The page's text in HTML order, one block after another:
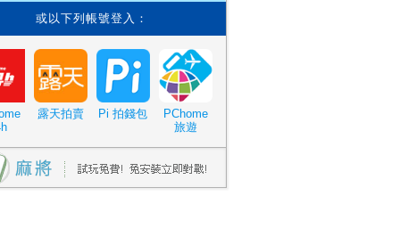
或以下列帳號登入：
露天拍賣 Pi 拍錢包
PChome
旅遊